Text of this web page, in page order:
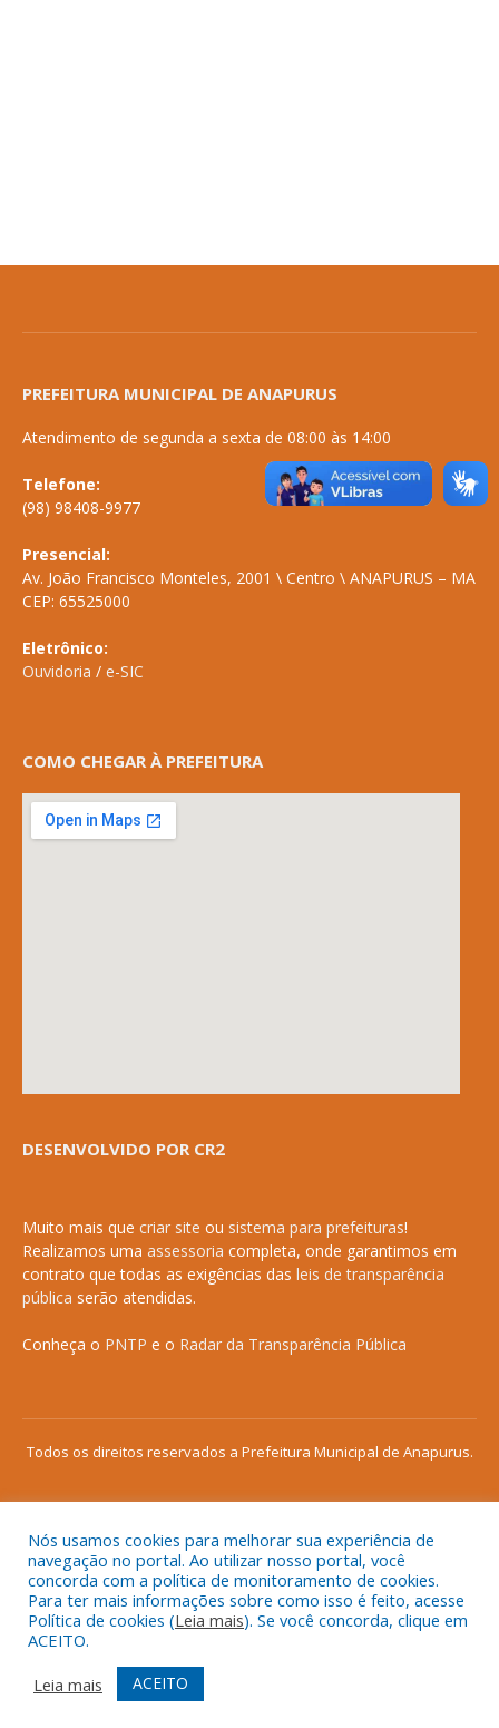
PREFEITURA MUNICIPAL DE ANAPURUS
Atendimento de segunda a sexta de 08:00 às 14:00
Telefone:
(98) 98408-9977
Presencial:
Av. João Francisco Monteles, 2001 \ Centro \ ANAPURUS – MA
CEP: 65525000
Eletrônico:
Ouvidoria / e-SIC
COMO CHEGAR À PREFEITURA
DESENVOLVIDO POR CR2
Muito mais que criar site ou sistema para prefeituras!
Realizamos uma assessoria completa, onde garantimos em
contrato que todas as exigências das leis de transparência
pública serão atendidas.
Conheça o PNTP e o Radar da Transparência Pública
Todos os direitos reservados a Prefeitura Municipal de Anapurus.
Mapa do Site
Acessar Área Administrativa
Acessar o Webmail
Nós usamos cookies para melhorar sua experiência de
navegação no portal. Ao utilizar nosso portal, você
concorda com a política de monitoramento de cookies.
Para ter mais informações sobre como isso é feito, acesse
Política de cookies (Leia mais). Se você concorda, clique em
ACEITO.
Leia mais
ACEITO